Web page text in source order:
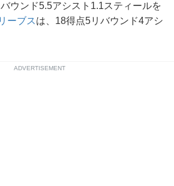
ウンド5.5アシスト1.1スティールを
ーブスは、18得点5リバウンド4アシ
ADVERTISEMENT